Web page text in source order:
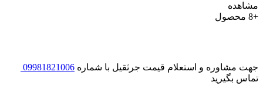
مشاهده
+8 محصول
جهت مشاوره و استعلام قیمت جرثقیل با شماره 09981821006
تماس بگیرید